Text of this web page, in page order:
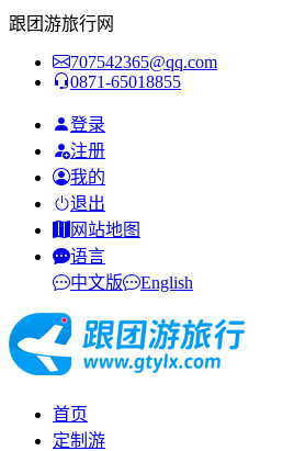
跟团游旅行网
707542365@qq.com
0871-65018855
登录
注册
我的
退出
网站地图
语言
中文版
English
首页
定制游